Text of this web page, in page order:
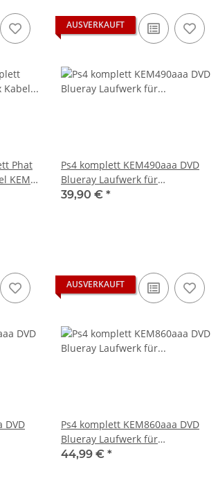
Phat
KEM-
AUSVERKAUFT
Ps4 komplett KEM490aaa DVD
Blueray Laufwerk für
Playstation4 CUH1004B -
39,90 € *
DVD
AUSVERKAUFT
Ps4 komplett KEM860aaa DVD
Blueray Laufwerk für
Playstation4 CUH1004B -
44,99 € *